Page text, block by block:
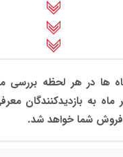
ها در هر لحظه بررسی
ماه به بازدیدکنندگان
شما خواهد شد.